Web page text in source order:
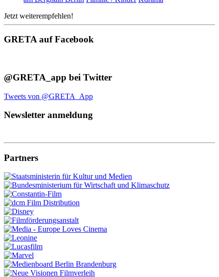
Jetzt weiterempfehlen!
GRETA auf Facebook
@GRETA_app bei Twitter
Tweets von @GRETA_App
Newsletter anmeldung
Partners